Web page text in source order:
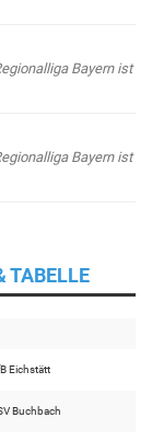
Bayern ist
Bayern ist
TABELLE
Eichstätt
Buchbach